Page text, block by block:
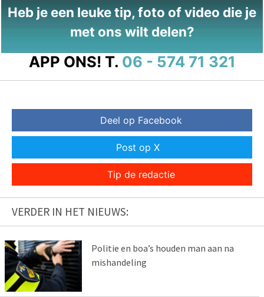
Heb je een leuke tip, foto of video die je
met ons wilt delen?
APP ONS! T. 06 - 574 71 321
Deel op Facebook
Post op X
Tip de redactie
VERDER IN HET NIEUWS:
Politie en boa’s houden man aan na
mishandeling